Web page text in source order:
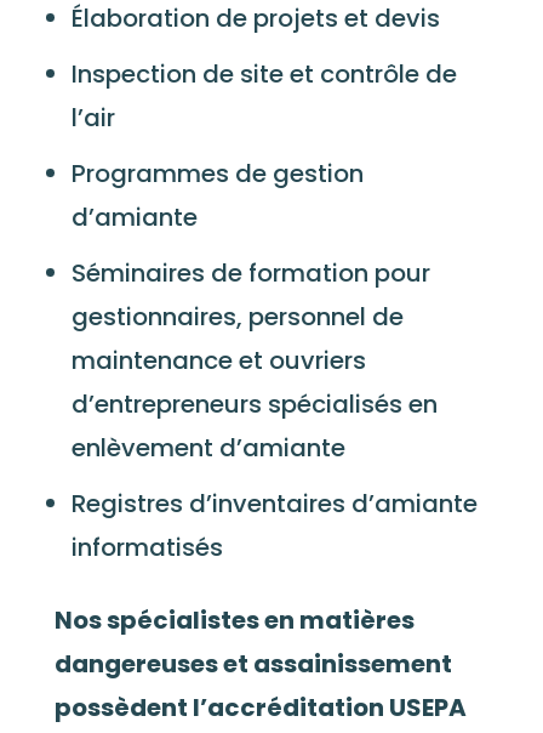
Élaboration de projets et devis
Inspection de site et contrôle de
l’air
Programmes de gestion
d’amiante
Séminaires de formation pour
gestionnaires, personnel de
maintenance et ouvriers
d’entrepreneurs spécialisés en
enlèvement d’amiante
Registres d’inventaires d’amiante
informatisés
Nos spécialistes en matières
dangereuses et assainissement
possèdent l’accréditation USEPA